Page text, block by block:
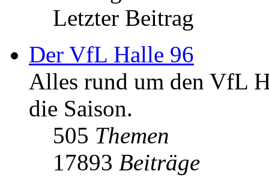
Letzter Beitrag
Der VfL Halle 96
Alles rund um den VfL
die Saison.
505 Themen
17893 Beiträge